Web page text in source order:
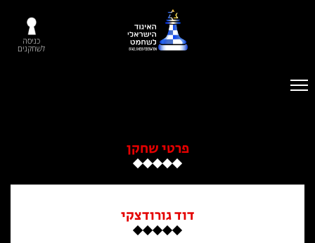
כניסה
לשחקנים
פרטי שחקן
דוד גורודצקי